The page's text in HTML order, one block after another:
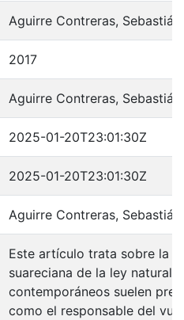
Aguirre Contreras, Sebastián
2017
Aguirre Contreras, Sebastián
2025-01-20T23:01:30Z
2025-01-20T23:01:30Z
Aguirre Contreras, Sebastián
Este artículo trata sobre la
suareciana de la ley natural.
contemporáneos suelen
como el responsable del